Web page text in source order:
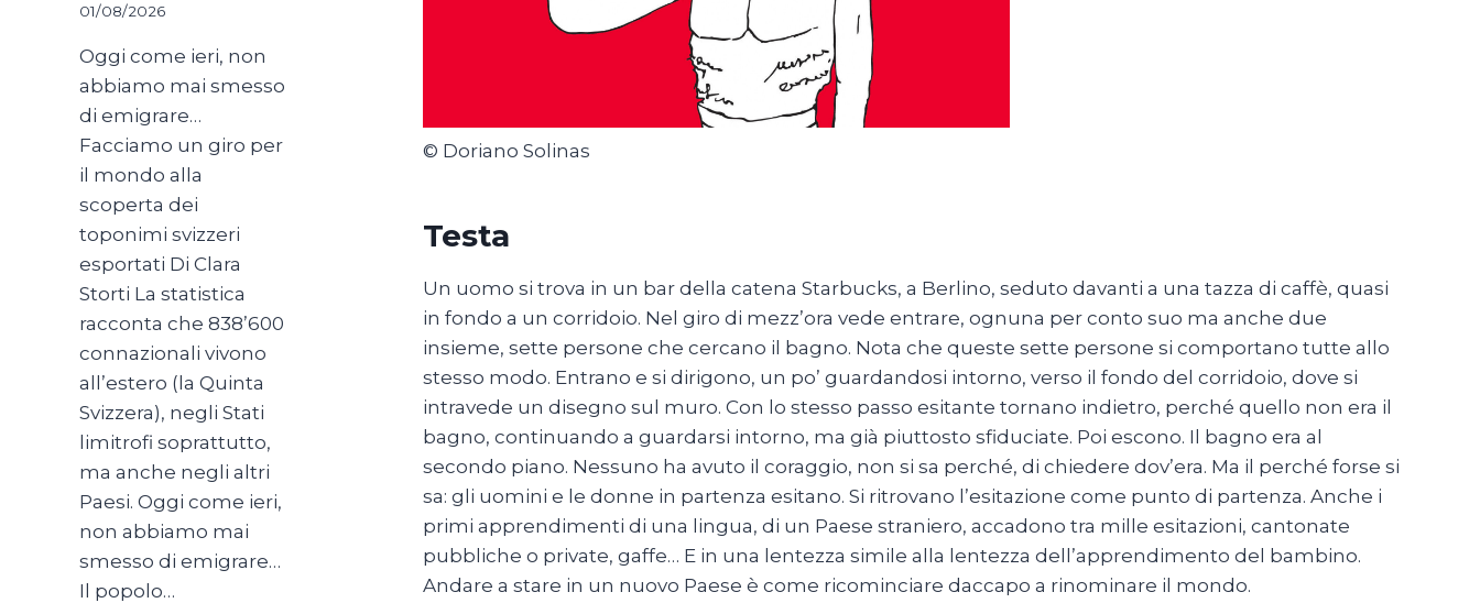
© Doriano Solinas
Testa
Un uomo si trova in un bar della catena Starbucks, a Berlino, seduto davanti a una tazza di caffè, quasi
in fondo a un corridoio. Nel giro di mezz’ora vede entrare, ognuna per conto suo ma anche due
insieme, sette persone che cercano il bagno. Nota che queste sette persone si comportano tutte allo
stesso modo. Entrano e si dirigono, un po’ guardandosi intorno, verso il fondo del corridoio, dove si
intravede un disegno sul muro. Con lo stesso passo esitante tornano indietro, perché quello non era il
bagno, continuando a guardarsi intorno, ma già piuttosto sfiduciate. Poi escono. Il bagno era al
secondo piano. Nessuno ha avuto il coraggio, non si sa perché, di chiedere dov’era. Ma il perché forse si
sa: gli uomini e le donne in partenza esitano. Si ritrovano l’esitazione come punto di partenza. Anche i
primi apprendimenti di una lingua, di un Paese straniero, accadono tra mille esitazioni, cantonate
pubbliche o private, gaffe… E in una lentezza simile alla lentezza dell’apprendimento del bambino.
Andare a stare in un nuovo Paese è come ricominciare daccapo a rinominare il mondo.
01/08/2026
Oggi come ieri, non
abbiamo mai smesso
di emigrare…
Facciamo un giro per
il mondo alla
scoperta dei
toponimi svizzeri
esportati Di Clara
Storti La statistica
racconta che 838’600
connazionali vivono
all’estero (la Quinta
Svizzera), negli Stati
limitrofi soprattutto,
ma anche negli altri
Paesi. Oggi come ieri,
non abbiamo mai
smesso di emigrare…
Il popolo…